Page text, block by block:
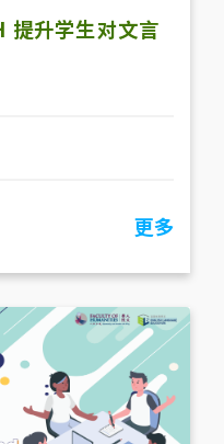
提升学生对文言
更多